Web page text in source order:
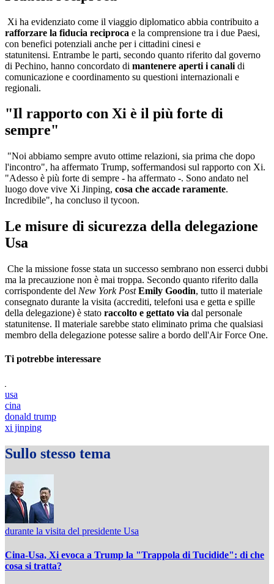
Xi ha evidenziato come il viaggio diplomatico abbia contribuito a
rafforzare la fiducia reciproca e la comprensione tra i due Paesi,
con benefici potenziali anche per i cittadini cinesi e
statunitensi. Entrambe le parti, secondo quanto riferito dal governo
di Pechino, hanno concordato di mantenere aperti i canali di
comunicazione e coordinamento su questioni internazionali e
regionali.
"Il rapporto con Xi è il più forte di
sempre"
"Noi abbiamo sempre avuto ottime relazioni, sia prima che dopo
l'incontro", ha affermato Trump, soffermandosi sul rapporto con Xi.
"Adesso è più forte di sempre - ha affermato -. Sono andato nel
luogo dove vive Xi Jinping, cosa che accade raramente.
Incredibile", ha concluso il tycoon.
Le misure di sicurezza della delegazione
Usa
Che la missione fosse stata un successo sembrano non esserci dubbi
ma la precauzione non è mai troppa. Secondo quanto riferito dalla
corrispondente del New York Post Emily Goodin, tutto il materiale
consegnato durante la visita (accrediti, telefoni usa e getta e spille
della delegazione) è stato raccolto e gettato via dal personale
statunitense. Il materiale sarebbe stato eliminato prima che qualsiasi
membro della delegazione potesse salire a bordo dell'Air Force One.
Ti potrebbe interessare
usa
cina
donald trump
xi jinping
Sullo stesso tema
durante la visita del presidente Usa
Cina-Usa, Xi evoca a Trump la "Trappola di Tucidide": di che
cosa si tratta?